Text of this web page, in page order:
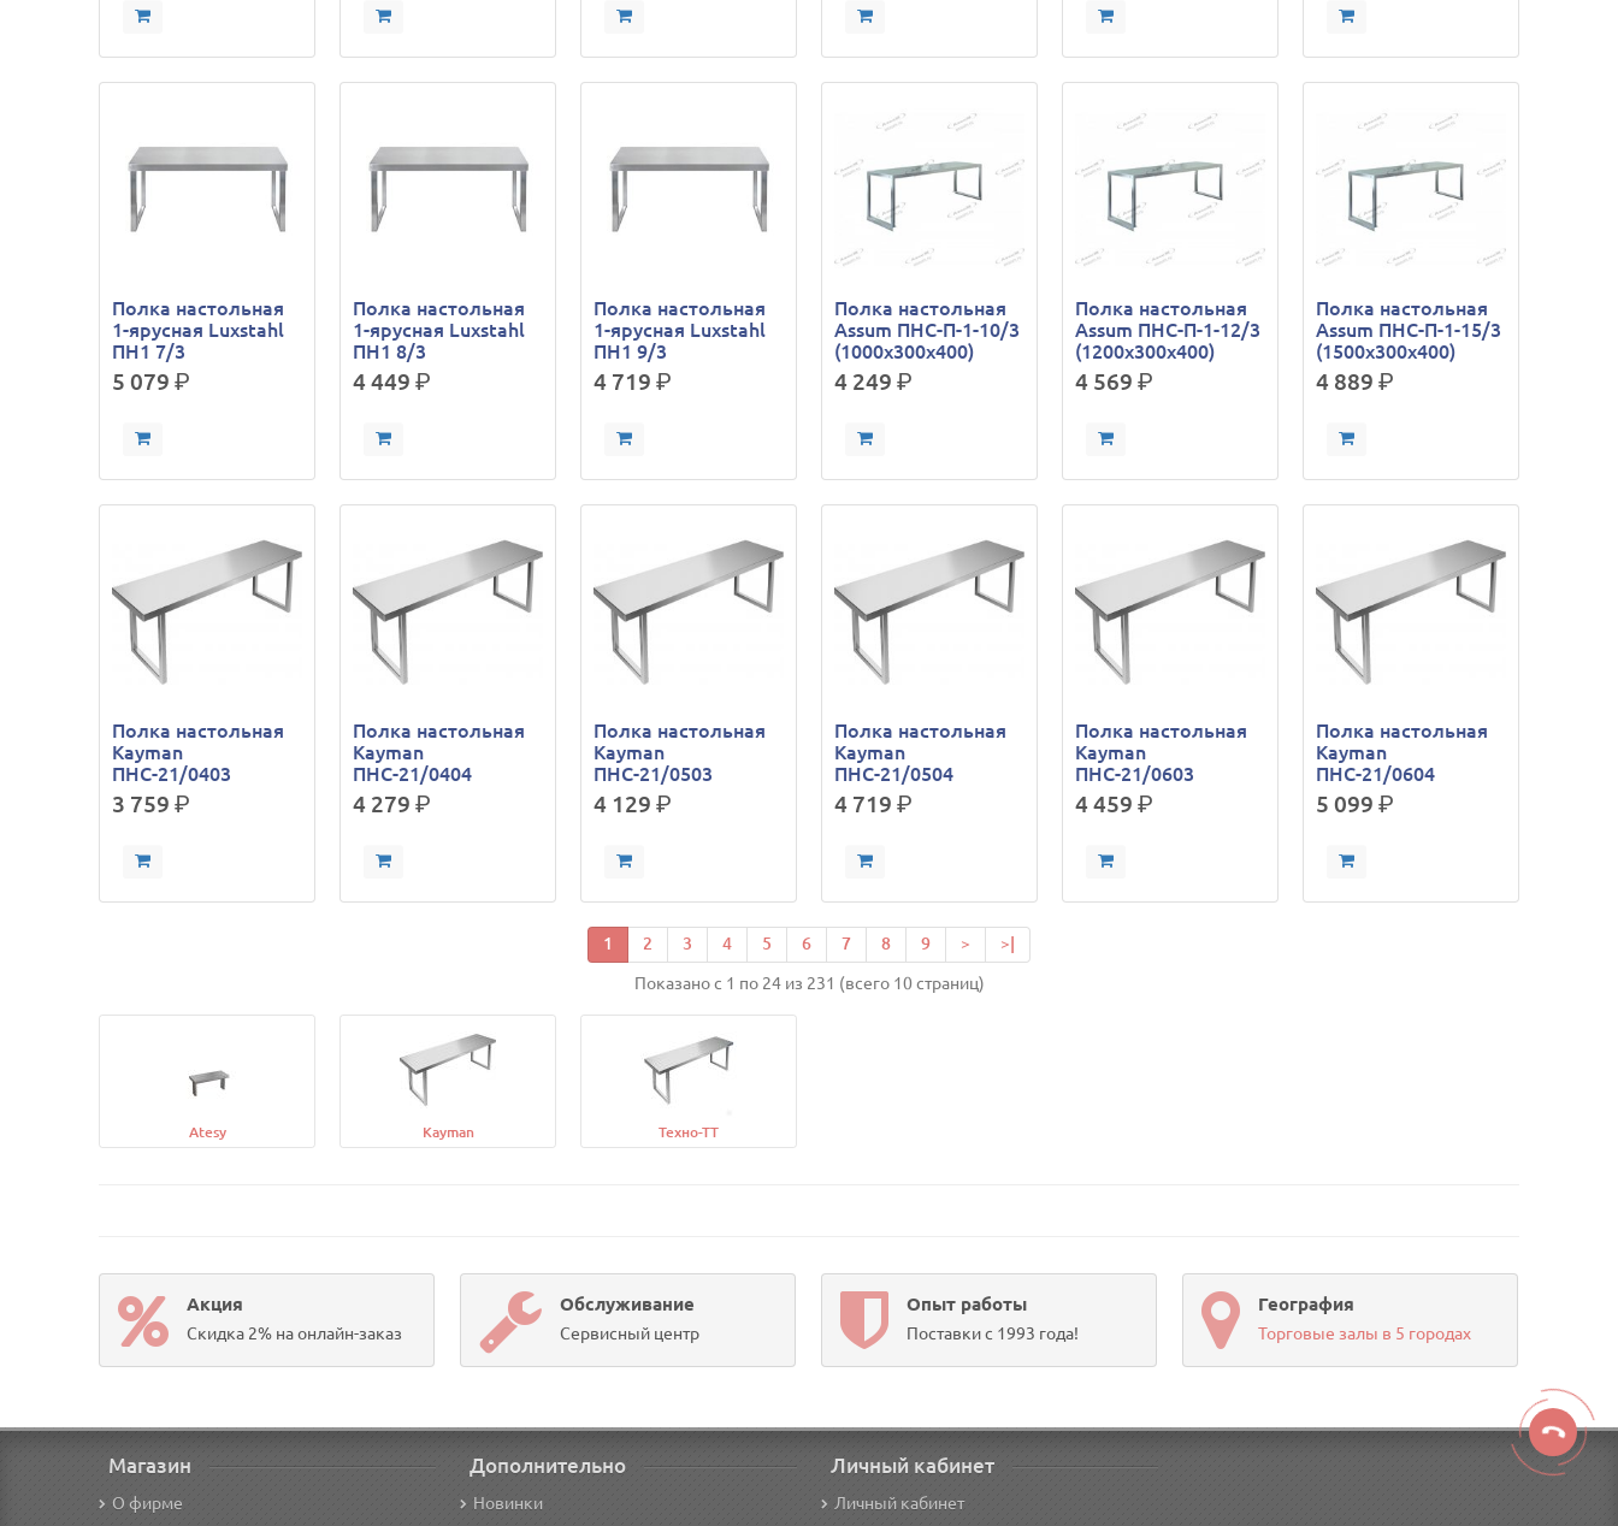
Полка настольная
1-ярусная Luxstahl
ПН1 7/3
5 079р.
Полка настольная
1-ярусная Luxstahl
ПН1 8/3
4 449р.
Полка настольная
1-ярусная Luxstahl
ПН1 9/3
4 719р.
Полка настольная
Assum ПНС-П-1-10/3
(1000х300х400)
4 249 р.
Полка настольная
Assum ПНС-П-1-12/3
(1200х300х400)
4 569 р.
Полка настольная
Assum ПНС-П-1-15/3
(1500х300х400)
4 889 р.
Полка настольная
Kayman
ПНС-21/0403
3 759р.
Полка настольная
Kayman
ПНС-21/0404
4 279р.
Полка настольная
Kayman
ПНС-21/0503
4 129р.
Полка настольная
Kayman
ПНС-21/0504
4 719 р.
Полка настольная
Kayman
ПНС-21/0603
4 459 р.
Полка настольная
Kayman
ПНС-21/0604
5 099 р.
1 2 3 4 5 6 7 8 9 > >|
Показано с 1 по 24 из 231 (всего 10 страниц)
Atesy Kayman Техно-ТТ
Акция
Скидка 2% на онлайн-заказ
Обслуживание
Сервисный центр
Опыт работы
Поставки с 1993 года!
География
Торговые залы в 5 городах
Магазин
О фирме
Дополнительно
Новинки
Личный кабинет
Личный кабинет